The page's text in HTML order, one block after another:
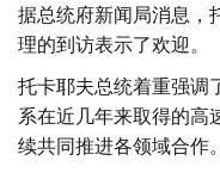
据总统府新闻局消息，
理的到访表示了欢迎。
托卡耶夫总统着重强调
系在近几年来取得的高
续共同推进各领域合作。